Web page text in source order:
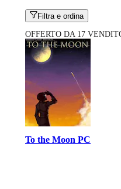
Filtra e ordina
OFFERTO DA 17
To the Moon PC